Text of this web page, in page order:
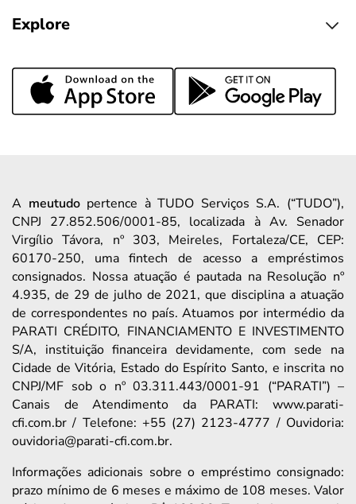
Explore
A meutudopertence à TUDO Serviços S.A. (“TUDO”),
CNPJ 27.852.506/0001-85, localizada à Av. Senador
Virgílio Távora, nº 303, Meireles, Fortaleza/CE, CEP:
60170-250, uma fintech de acesso a empréstimos
consignados. Nossa atuação é pautada na Resolução nº
4.935, de 29 de julho de 2021, que disciplina a atuação
de correspondentes no país. Atuamos por intermédio da
PARATI CRÉDITO, FINANCIAMENTO E INVESTIMENTO
S/A, instituição financeira devidamente, com sede na
Cidade de Vitória, Estado do Espírito Santo, e inscrita no
CNPJ/MF sob o nº 03.311.443/0001-91 (“PARATI”) –
Canais de Atendimento da PARATI: www.parati-
cfi.com.br / Telefone: +55 (27) 2123-4777 / Ouvidoria:
ouvidoria@parati-cfi.com.br.
Informações adicionais sobre o empréstimo consignado:
prazo mínimo de 6 meses e máximo de 108 meses. Valor